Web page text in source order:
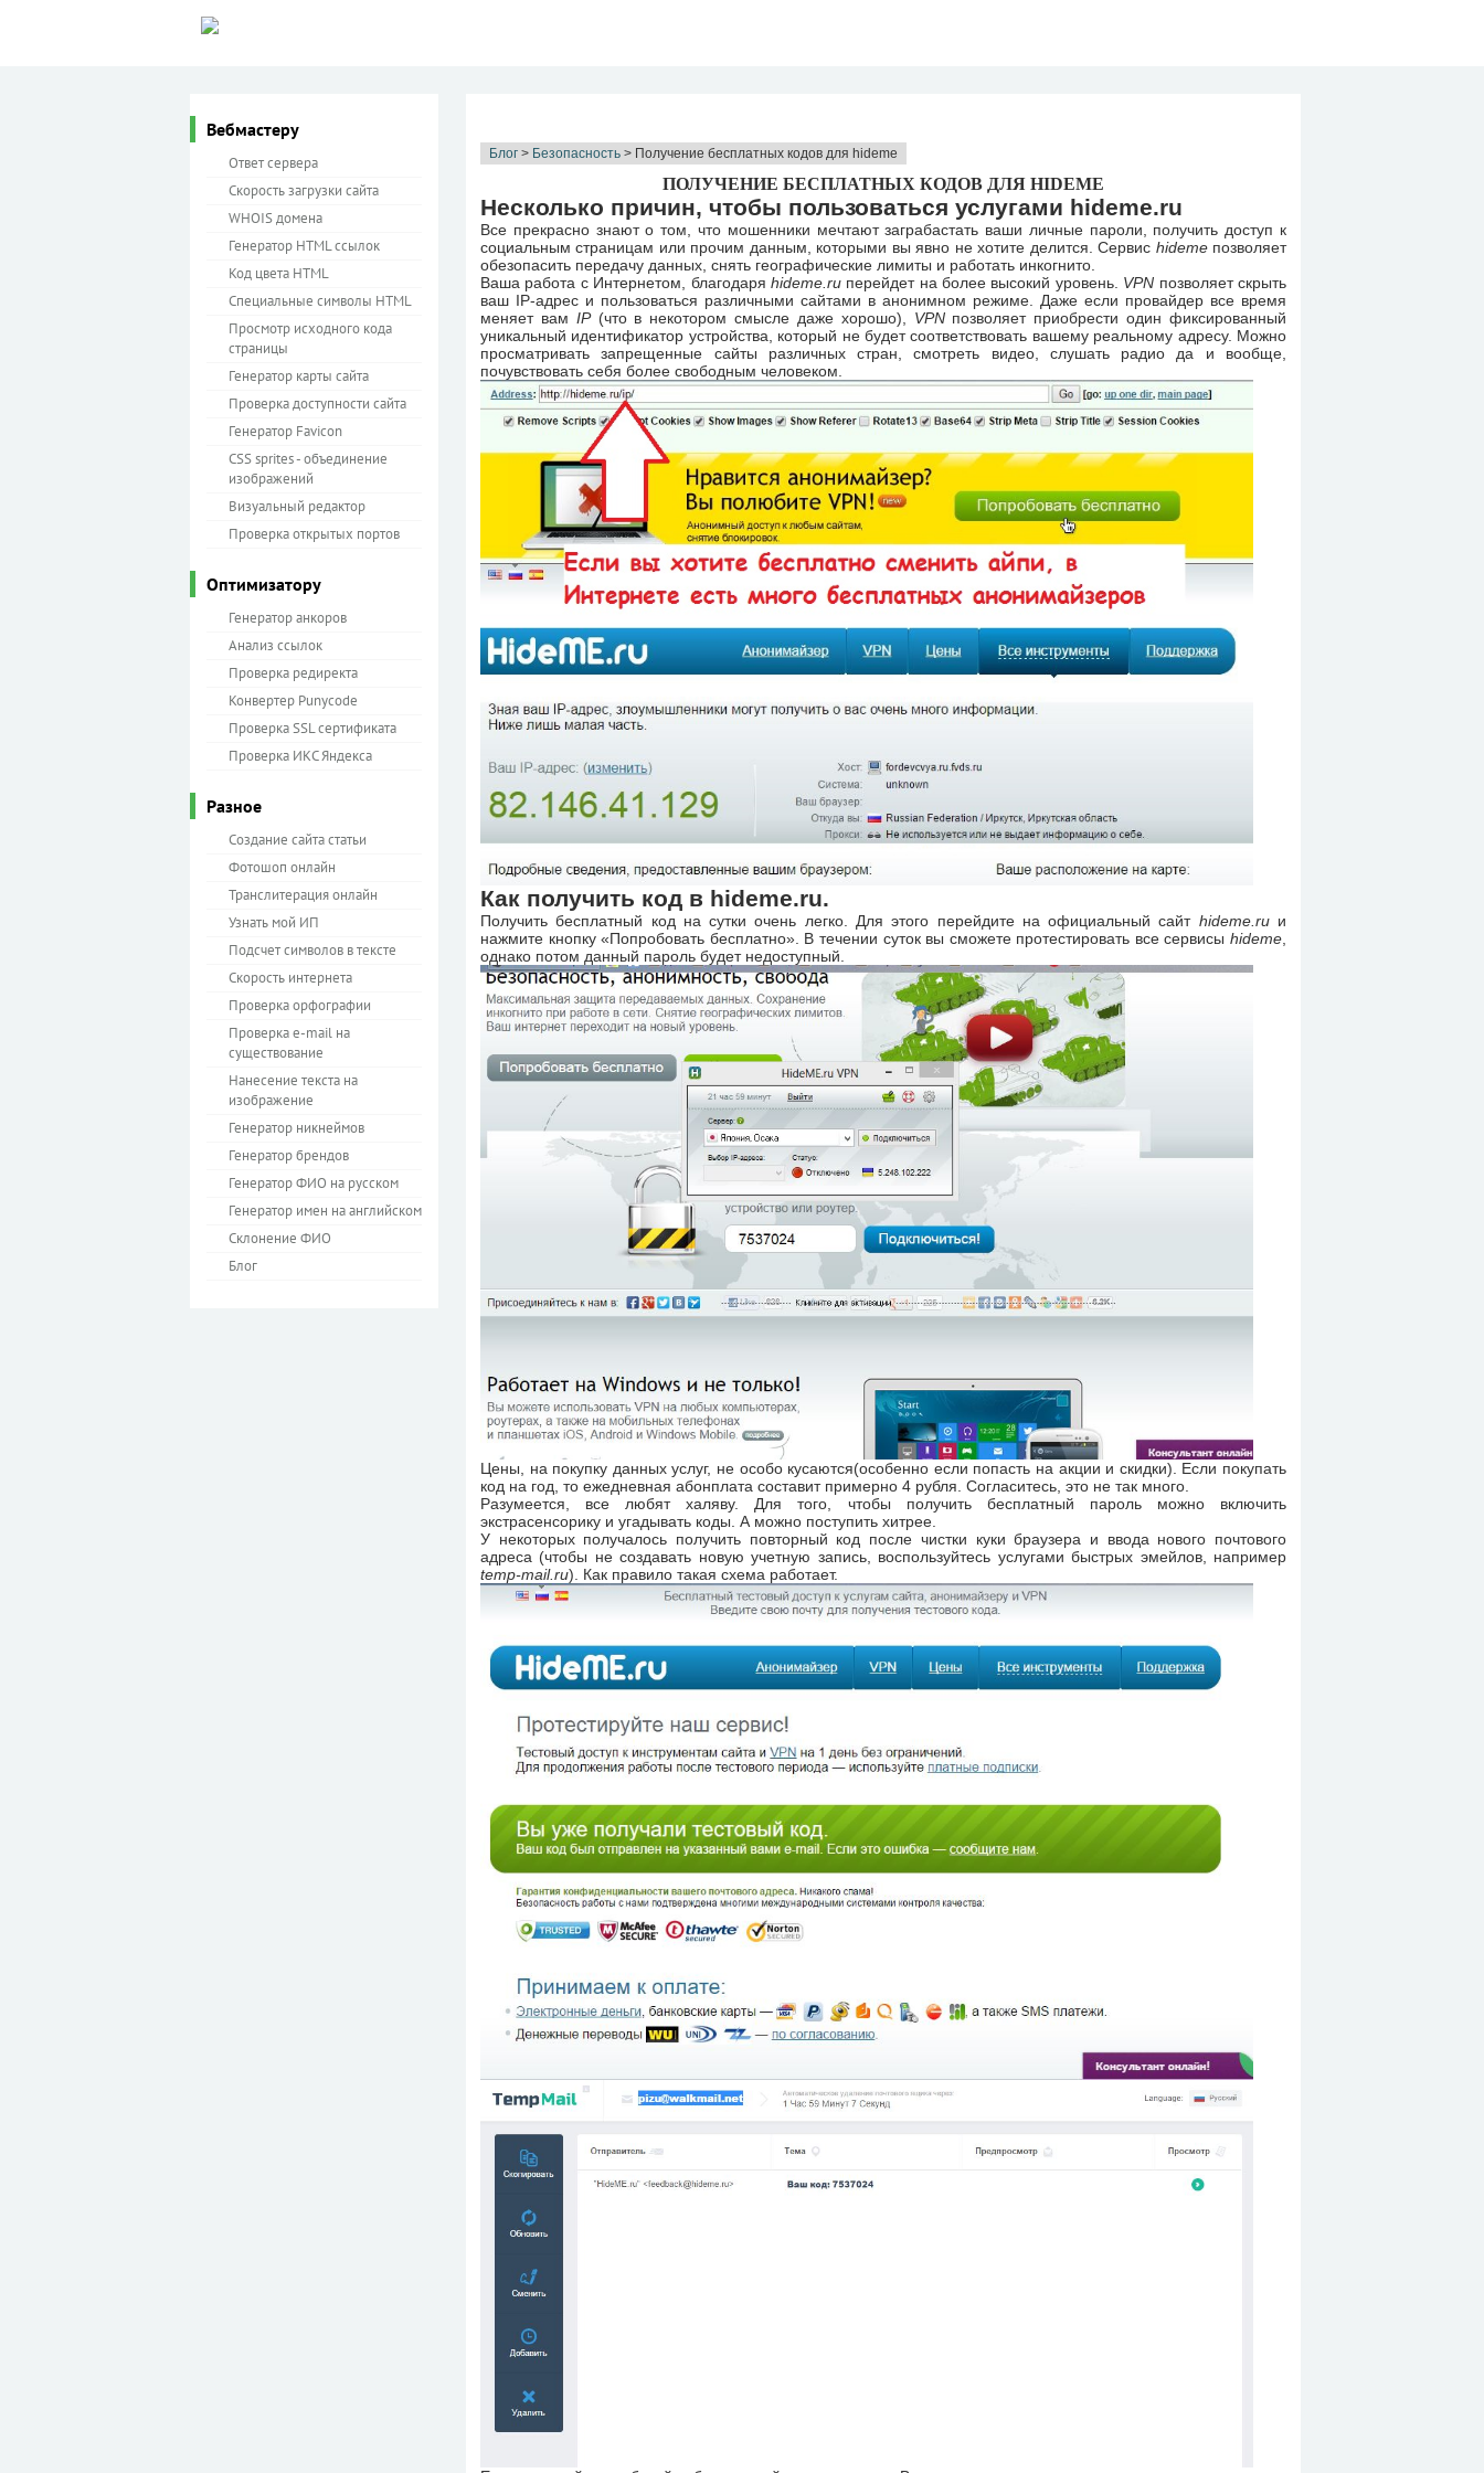
Вебмастеру
Ответ сервера
Скорость загрузки сайта
WHOIS домена
Генератор HTML ссылок
Код цвета HTML
Специальные символы HTML
Просмотр исходного кода
страницы
Генератор карты сайта
Проверка доступности сайта
Генератор Favicon
CSS sprites - объединение
изображений
Визуальный редактор
Проверка открытых портов
Оптимизатору
Генератор анкоров
Анализ ссылок
Проверка редиректа
Конвертер Punycode
Проверка SSL сертификата
Проверка ИКС Яндекса
Разное
Создание сайта статьи
Фотошоп онлайн
Транслитерация онлайн
Узнать мой ИП
Подсчет символов в тексте
Скорость интернета
Проверка орфографии
Проверка e-mail на
существование
Нанесение текста на
изображение
Генератор никнеймов
Генератор брендов
Генератор ФИО на русском
Генератор имен на английском
Склонение ФИО
Блог
Блог > Безопасность > Получение бесплатных кодов для hideme
ПОЛУЧЕНИЕ БЕСПЛАТНЫХ КОДОВ ДЛЯ HIDEME
Несколько причин, чтобы пользоваться услугами hideme.ru
Все прекрасно знают о том, что мошенники мечтают заграбастать ваши личные пароли, получить доступ к
социальным страницам или прочим данным, которыми вы явно не хотите делится. Сервис hidemeпозволяет
обезопасить передачу данных, снять географические лимиты и работать инкогнито.
Ваша работа с Интернетом, благодаря hideme.ruперейдет на более высокий уровень. VPN позволяет скрыть
ваш IP-адрес и пользоваться различными сайтами в анонимном режиме. Даже если провайдер все время
меняет вам IP(что в некотором смысле даже хорошо), VPNпозволяет приобрести один фиксированный
уникальный идентификатор устройства, который не будет соответствовать вашему реальному адресу. Можно
просматривать запрещенные сайты различных стран, смотреть видео, слушать радио да и вообще,
почувствовать себя более свободным человеком.
Как получить код в hideme.ru.
Получить бесплатный код на сутки очень легко. Для этого перейдите на официальный сайт hideme.ruи
нажмите кнопку «Попробовать бесплатно». В течении суток вы сможете протестировать все сервисы hideme
однако потом данный пароль будет недоступный.
Цены, на покупку данных услуг, не особо кусаются(особенно если попасть на акции и скидки). Если покупать
код на год, то ежедневная абонплата составит примерно 4 рубля. Согласитесь, это не так много.
Разумеется, все любят халяву. Для того, чтобы получить бесплатный пароль можно включить
экстрасенсорику и угадывать коды. А можно поступить хитрее.
У некоторых получалось получить повторный код после чистки куки браузера и ввода нового почтового
адреса (чтобы не создавать новую учетную запись, воспользуйтесь услугами быстрых эмейлов, например
temp-mail.ru). Как правило такая схема работает.